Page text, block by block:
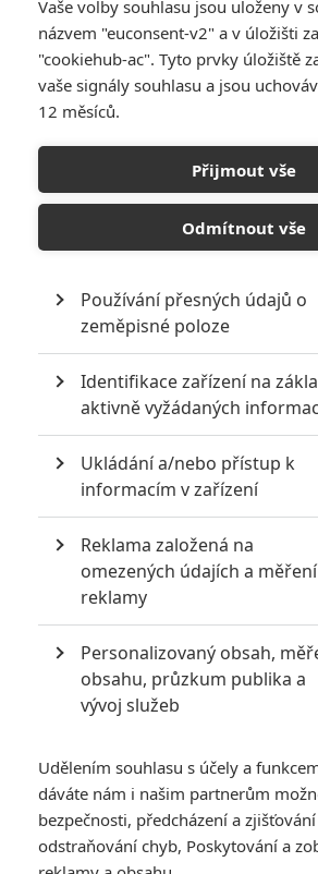
Počet
komentářů
0
HODNOCENÉ FILMY
Star Wars: The Force Awakens 9
Rogue One: A Star Wars Story 9
Star Wars: Episode III - Revenge of the
Star Wars 9
Star Wars: Episode I - The Phantom
Solo: A Star Wars Story 7
The Empire Strikes Back 10
Return of the Jedi 9
POSLEDNÍ NAPSANÉ ČLÁNKY
HONZAVALUSEK
Star Wars: Vzestup
Johnson Abramse
Vaše volby souhlasu jsou uloženy v
názvem "euconsent-v2" a v úložišti
"cookiehub-ac". Tyto prvky úložiště
vaše signály souhlasu a jsou
12 měsíců.
Přijmout vše
Odmítnout vše
Používání přesných údajů o
zeměpisné poloze
Identifikace zařízení na
aktivně vyžádaných
Ukládání a/nebo přístup k
informacím v zařízení
Reklama založená na
omezených údajích a měření
reklamy
Personalizovaný obsah,
obsahu, průzkum publika a
vývoj služeb
Udělením souhlasu s účely a
dáváte nám i našim partnerům
bezpečnosti, předcházení a
odstraňování chyb, Poskytování a